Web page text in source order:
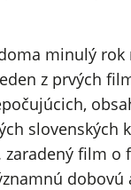
minulý
z prvých
film